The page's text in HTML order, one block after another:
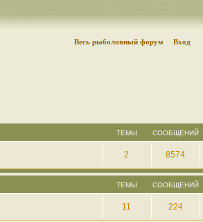
Весь рыболовный форум Вход
ТЕМЫ СООБЩЕНИЙ
2 8574
ТЕМЫ СООБЩЕНИЙ
11 224